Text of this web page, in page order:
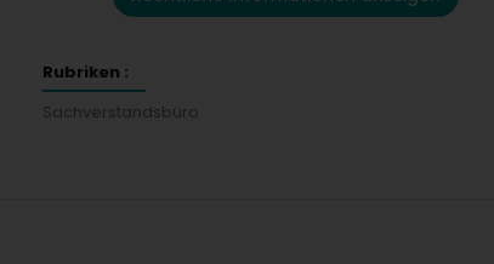
Rubriken :
Sachverstandsbüro